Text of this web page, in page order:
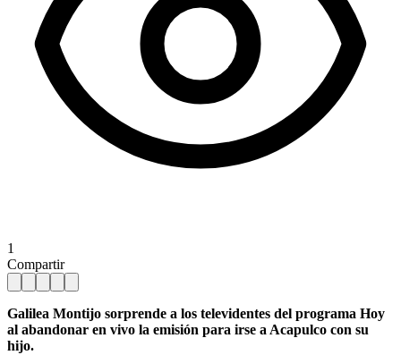
1
Compartir
Galilea Montijo sorprende a los televidentes del programa Hoy
al abandonar en vivo la emisión para irse a Acapulco con su
hijo.